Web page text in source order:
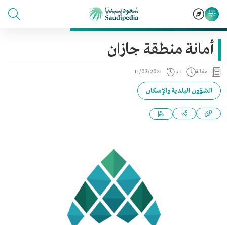
أمانة منطقة جازان
مقالة 1 د 11/03/2021
الشؤون البلدية والإسكان